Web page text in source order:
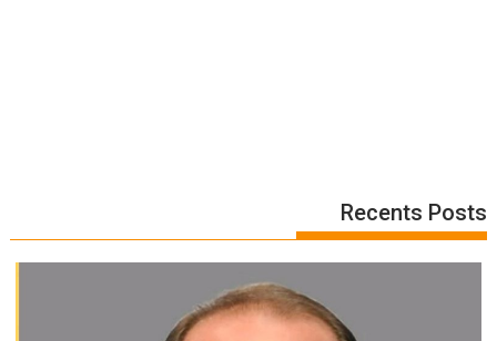
Recents Posts